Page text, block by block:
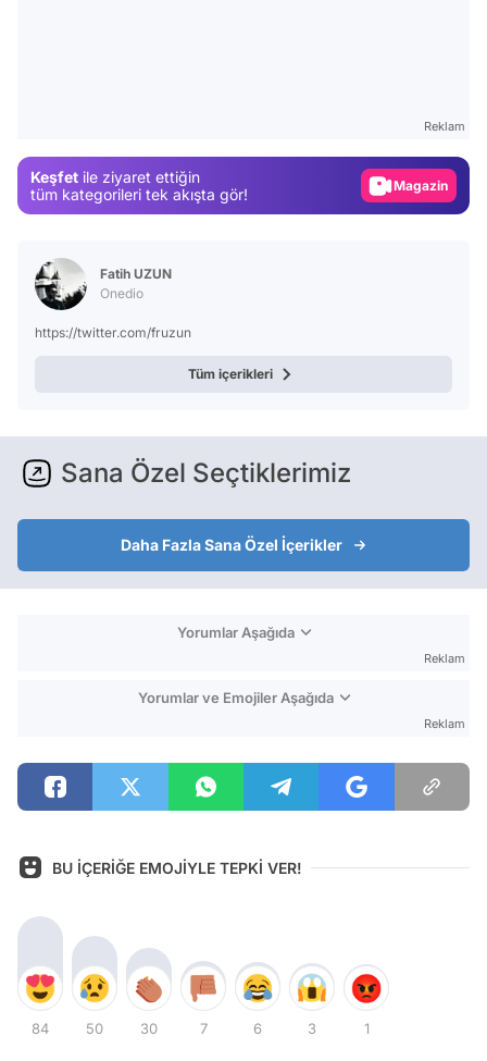
Reklam
Keşfet ile ziyaret ettiğin
tüm kategorileri tek akışta gör!
Magazin
Fatih UZUN
Onedio
https://twitter.com/fruzun
Tüm içerikleri
Sana Özel Seçtiklerimiz
Daha Fazla Sana Özel İçerikler
Yorumlar Aşağıda
Reklam
Yorumlar ve Emojiler Aşağıda
Reklam
BU İÇERİĞE EMOJİYLE TEPKİ VER!
84 50 30 7 6 3 1